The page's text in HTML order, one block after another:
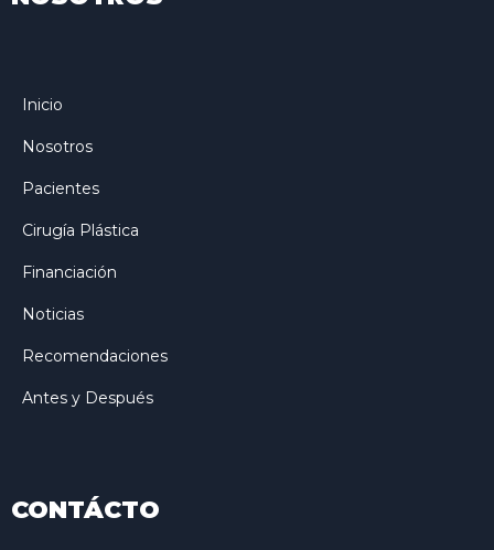
Inicio
Nosotros
Pacientes
Cirugía Plástica
Financiación
Noticias
Recomendaciones
Antes y Después
CONTÁCTO